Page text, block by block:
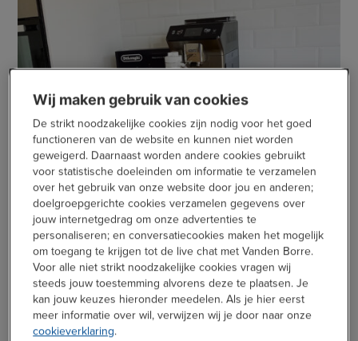
Op de bovenkant van de machine zie ik eenaparte zone om
kopjes warm te houdenen een afdekrooster voor het
maalmechanisme. Het bonenreservoir is voldoende groot
voor een zakje van 250 gram. Het is bovendien voorzien van
eenluchtdicht en donker deksel, om de bonen te
beschermen tegen de zon.
Wij maken gebruik van cookies
De strikt noodzakelijke cookies zijn nodig voor het goed
functioneren van de website en kunnen niet worden
geweigerd. Daarnaast worden andere cookies gebruikt
voor statistische doeleinden om informatie te verzamelen
over het gebruik van onze website door jou en anderen;
doelgroepgerichte cookies verzamelen gegevens over
jouw internetgedrag om onze advertenties te
personaliseren; en conversatiecookies maken het mogelijk
om toegang te krijgen tot de live chat met Vanden Borre.
Voor alle niet strikt noodzakelijke cookies vragen wij
steeds jouw toestemming alvorens deze te plaatsen. Je
kan jouw keuzes hieronder meedelen. Als je hier eerst
meer informatie over wil, verwijzen wij je door naar onze
cookieverklaring.